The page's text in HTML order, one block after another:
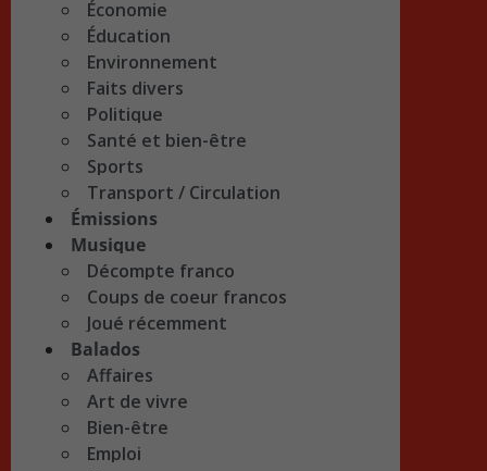
Économie
Éducation
Environnement
Faits divers
Politique
Santé et bien-être
Sports
Transport / Circulation
Émissions
Musique
Décompte franco
Coups de coeur francos
Joué récemment
Balados
Affaires
Art de vivre
Bien-être
Emploi